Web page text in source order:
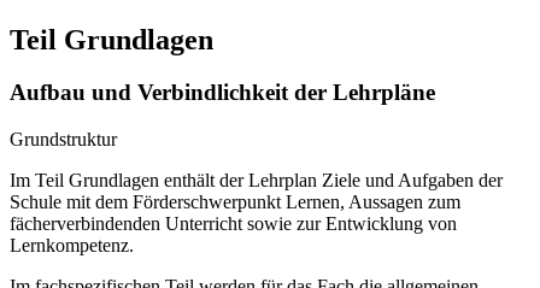
Teil Grundlagen
Aufbau und Verbindlichkeit der Lehrpläne
Grundstruktur
Im Teil Grundlagen enthält der Lehrplan Ziele und Aufgaben der
Schule mit dem Förderschwerpunkt Lernen, Aussagen zum
fächerverbindenden Unterricht sowie zur Entwicklung von
Lernkompetenz.